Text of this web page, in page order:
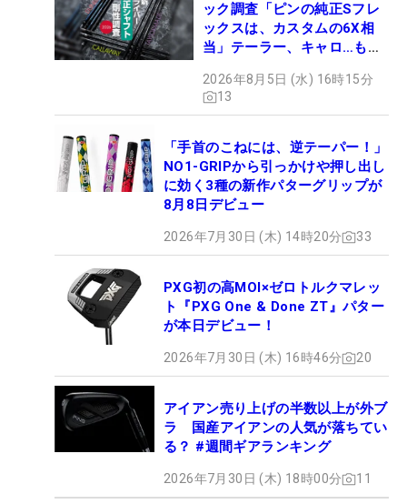
ック調査「ピンの純正Sフレ
ックスは、カスタムの6X相
当」テーラー、キャロ…もチ
2026年8月5日 (水) 16時15分
13
「手首のこねには、逆テーパー！」
NO1-GRIPから引っかけや押し出し
に効く3種の新作パターグリップが
8月8日デビュー
2026年7月30日 (木) 14時20分 33
PXG初の高MOI×ゼロトルクマレッ
ト『PXG One & Done ZT』パター
が本日デビュー！
2026年7月30日 (木) 16時46分 20
アイアン売り上げの半数以上が外ブ
ラ 国産アイアンの人気が落ちてい
る？ #週間ギアランキング
2026年7月30日 (木) 18時00分 11